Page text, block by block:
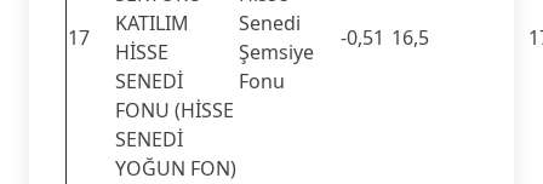
17
KATILIM
HİSSE
SENEDİ
FONU (HİSSE
SENEDİ
YOĞUN FON)
Senedi
Şemsiye
Fonu
-0,51 16,5